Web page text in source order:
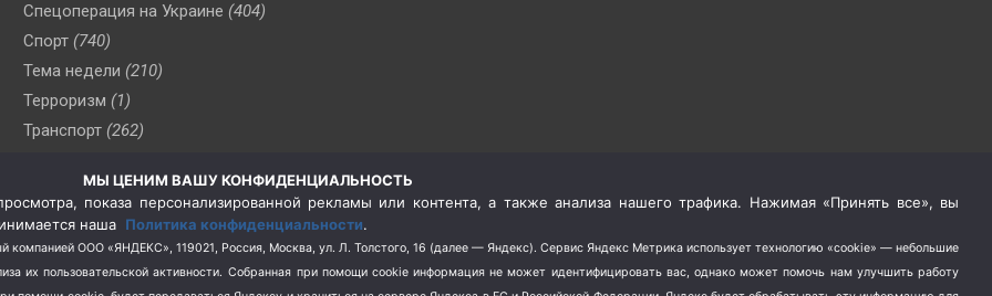
Спецоперация на Украине (404)
Спорт (740)
Тема недели (210)
Терроризм (1)
Транспорт (262)
(76)
Цены (2)
Школа и спорт (2)
Экология (8)
МЫ ЦЕНИМ ВАШУ КОНФИДЕНЦИАЛЬНОСТЬ
показа персонализированной рекламы или контента, а также анализа нашего трафика. Нажимая «Принять все», вы
наша Политика конфиденциальности.
компанией ООО «ЯНДЕКС», 119021, Россия, Москва, ул. Л. Толстого, 16 (далее — Яндекс). Сервис Яндекс Метрика использует технологию «cookie» — небольшие
их пользовательской активности. Собранная при помощи cookie информация не может идентифицировать вас, однако может помочь нам улучшить работу